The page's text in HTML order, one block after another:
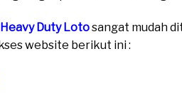
Duty Lotosangat mudah
website berikut ini :